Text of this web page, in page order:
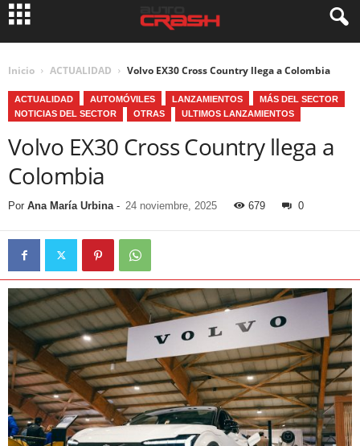
Inicio ACTUALIDAD Volvo EX30 Cross Country llega a Colombia
ACTUALIDAD AUTOMÓVILES LANZAMIENTOS
MÁS DEL SECTOR
NOTICIAS DEL SECTOR
OTRAS ULTIMOS LANZAMIENTOS
Volvo EX30 Cross Country llega a
Colombia
Por Ana María Urbina- 24 noviembre, 2025 679 0